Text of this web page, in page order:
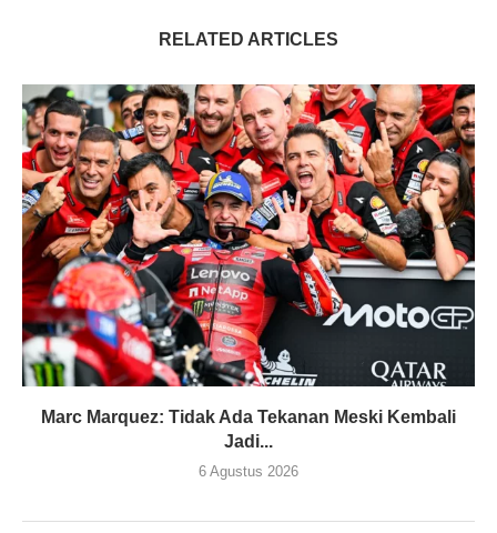
RELATED ARTICLES
Marc Marquez: Tidak Ada Tekanan Meski Kembali
Jadi...
6 Agustus 2026